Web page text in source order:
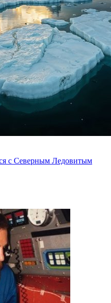
с Северным Ледовитым